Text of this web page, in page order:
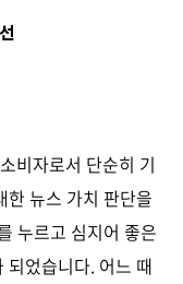
비자로서 단순히 기
한 뉴스 가치 판단을
누르고 심지어 좋은
되었습니다. 어느 때